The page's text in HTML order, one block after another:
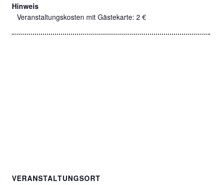
Hinweis
Veranstaltungskosten mit Gästekarte: 2 €
VERANSTALTUNGSORT